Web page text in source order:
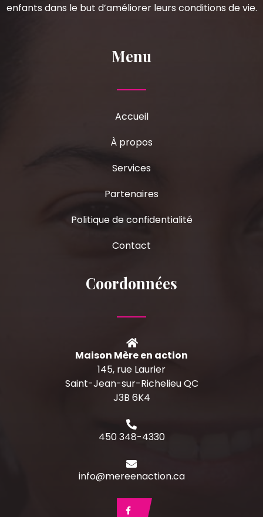
enfants dans le but d’améliorer leurs conditions de vie.
Menu
Accueil
À propos
Services
Partenaires
Politique de confidentialité
Contact
Coordonnées
Maison Mère en action
145, rue Laurier
Saint-Jean-sur-Richelieu QC
J3B 6K4
450 348-4330
info@mereenaction.ca